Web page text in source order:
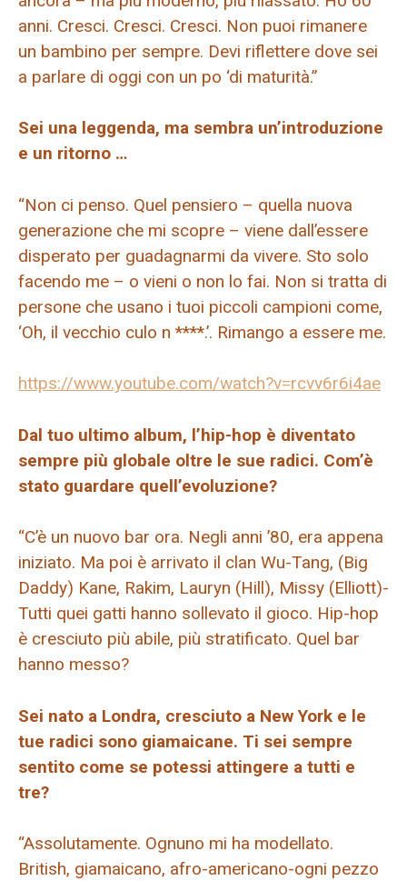
anni. Cresci. Cresci. Cresci. Non puoi rimanere
un bambino per sempre. Devi riflettere dove sei
a parlare di oggi con un po ‘di maturità.”
Sei una leggenda, ma sembra un’introduzione
e un ritorno …
“Non ci penso. Quel pensiero – quella nuova
generazione che mi scopre – viene dall’essere
disperato per guadagnarmi da vivere. Sto solo
facendo me – o vieni o non lo fai. Non si tratta di
persone che usano i tuoi piccoli campioni come,
‘Oh, il vecchio culo n ****.’. Rimango a essere me.
https://www.youtube.com/watch?v=rcvv6r6i4ae
Dal tuo ultimo album, l’hip-hop è diventato
sempre più globale oltre le sue radici. Com’è
stato guardare quell’evoluzione?
“C’è un nuovo bar ora. Negli anni ’80, era appena
iniziato. Ma poi è arrivato il clan Wu-Tang, (Big
Daddy) Kane, Rakim, Lauryn (Hill), Missy (Elliott)-
Tutti quei gatti hanno sollevato il gioco. Hip-hop
è cresciuto più abile, più stratificato. Quel bar
hanno messo?
Sei nato a Londra, cresciuto a New York e le
tue radici sono giamaicane. Ti sei sempre
sentito come se potessi attingere a tutti e
tre?
“Assolutamente. Ognuno mi ha modellato.
British, giamaicano, afro-americano-ogni pezzo